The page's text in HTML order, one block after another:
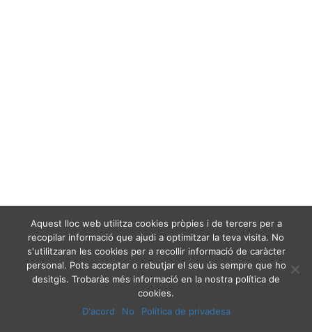
Aquest lloc web utilitza cookies pròpies i de tercers per a
recopilar informació que ajudi a optimitzar la teva visita. No
s'utilitzaran les cookies per a recollir informació de caràcter
personal. Pots acceptar o rebutjar el seu ús sempre que ho
desitgis. Trobaràs més informació en la nostra política de
cookies.
D'acord
No Política de privadesa